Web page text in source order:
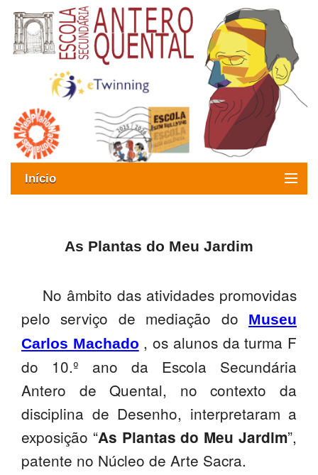
Início
Oferta formativa
ESAQ sem Bullying
Clubes Escolares
Matrículas
@parlamentodosjovens_esaq
As Plantas do Meu Jardim
No âmbito das atividades promovidas
pelo serviço de mediação do
Museu
Carlos Machado , os alunos da turma F
do 10.º ano da Escola Secundária
Antero de Quental, no contexto da
disciplina de Desenho, interpretaram a
exposição “As Plantas do Meu Jardim”,
patente no Núcleo de Arte Sacra.